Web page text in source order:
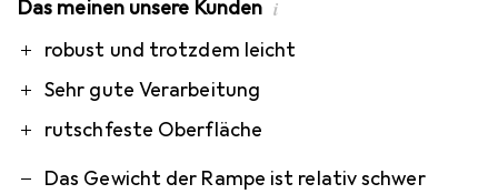
Das meinen unsere Kunden i
Prorobust und trotzdem leicht
Sehr gute Verarbeitung
rutschfeste Oberfläche
Contra
Das Gewicht der Rampe ist relativ schwer